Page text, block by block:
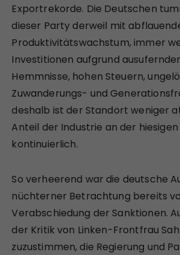
Exportrekorde. Die Deutschen
dieser Party derweil mit
Produktivitätswachstum, immer
Investitionen aufgrund
Hemmnisse, hohen Steuern,
Zuwanderungs- und
deshalb ist der Standort weniger
Anteil der Industrie an der
kontinuierlich.
So verheerend war die deutsche
nüchterner Betrachtung bereits
Verabschiedung der Sanktionen.
der Kritik von Linken-Frontfrau
zuzustimmen, die Regierung und